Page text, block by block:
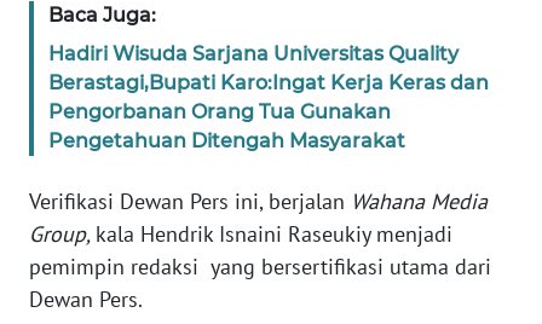
Baca Juga:
Hadiri Wisuda Sarjana Universitas Quality
Berastagi,Bupati Karo:Ingat Kerja Keras dan
Pengorbanan Orang Tua Gunakan
Pengetahuan Ditengah Masyarakat
Verifikasi Dewan Pers ini, berjalan Wahana Media
Group, kala Hendrik Isnaini Raseukiy menjadi
pemimpin redaksi yang bersertifikasi utama dari
Dewan Pers.
WN
WN
SERAMBI
WN
JAMBI
WN
SULTRA